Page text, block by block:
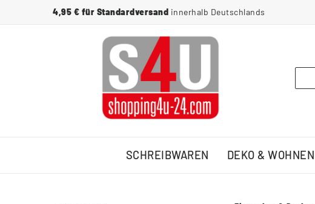
4,95 € für Standardversand innerhalb Deutschlands
SCHREIBWAREN DEKO & WOHNEN